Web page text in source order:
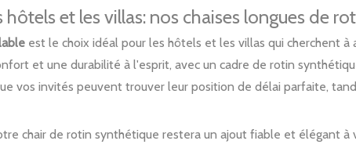
et les villas: nos chaises longues de
est le choix idéal pour les hôtels et les villas qui cherchent
et une durabilité à l'esprit, avec un cadre de rotin
vos invités peuvent trouver leur position de délai parfaite,
chair de rotin synthétique restera un ajout fiable et élégant